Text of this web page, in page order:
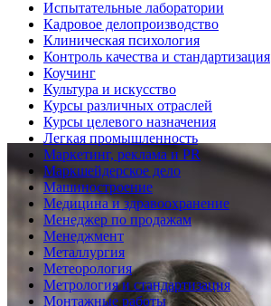
Испытательные лаборатории
Кадровое делопроизводство
Клиническая психология
Контроль качества и стандартизация
Коучинг
Культура и искусство
Курсы различных отраслей
Курсы целевого назначения
Легкая промышленность
Маркетинг, реклама и PR
Маркшейдерское дело
Машиностроение
Медицина и здравоохранение
Менеджер по продажам
Менеджмент
Металлургия
Метеорология
Метрология и стандартизация
Монтажные работы